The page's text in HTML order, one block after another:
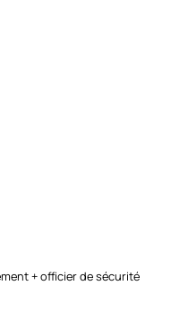
+ officier de sécurité